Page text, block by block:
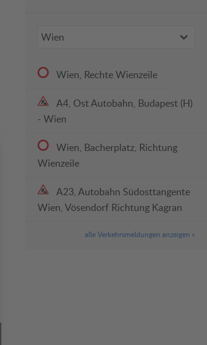
Wien, Rechte Wienzeile
A4, Ost Autobahn, Budapest (H)
- Wien
Wien, Bacherplatz, Richtung
Wienzeile
A23, Autobahn Südosttangente
Wien, Vösendorf Richtung Kagran
alle Verkehrsmeldungen anzeigen »